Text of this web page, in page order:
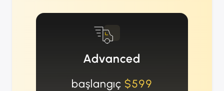
Advanced
başlangıç$599